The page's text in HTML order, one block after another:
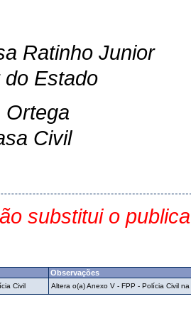
Ratinho Junior
Estado
Ortega
Civil
substitui o
Observações
Civil Altera o(a) Anexo V - FPP - Polícia Civil na